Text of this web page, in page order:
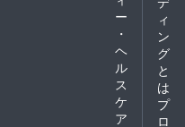
ー
・
ヘ
ル
ス
ケ
ア
ィ
ン
グ
と
は
プ
ロ